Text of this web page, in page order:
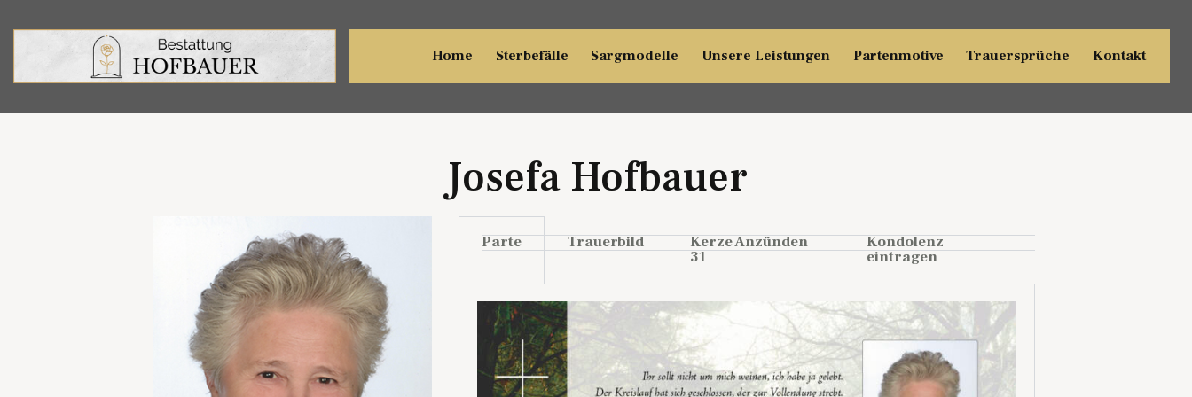
Home Sterbefälle Sargmodelle Unsere Leistungen Partenmotive Trauersprüche Kontakt
Josefa Hofbauer
Parte Trauerbild Kerze Anzünden
31
Kondolenz
eintragen